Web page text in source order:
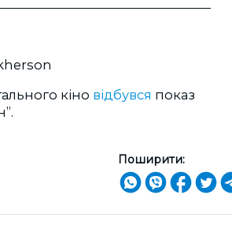
кіно відбувся показ
Поширити: